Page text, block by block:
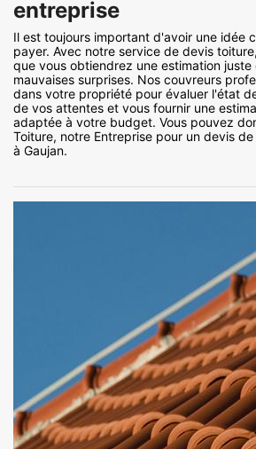
entreprise
Il est toujours important d'avoir une idée
payer. Avec notre service de devis
que vous obtiendrez une estimation
mauvaises surprises. Nos couvreurs
dans votre propriété pour évaluer l'état
de vos attentes et vous fournir une
adaptée à votre budget. Vous pouvez
Toiture, notre Entreprise pour un devis
à Gaujan.